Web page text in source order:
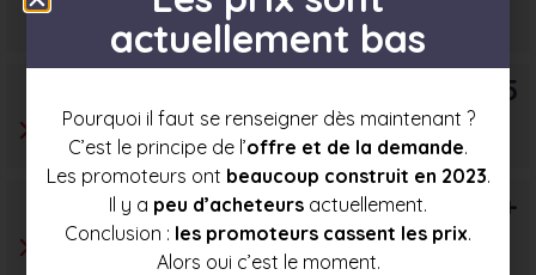
280 000 € 297 000 €
314 000 €
T5
T6+
actuellement bas
Pourquoi il faut se renseigner dès maintenant ?
C’est le principe de l’offre et de la demande.
Les promoteurs ont beaucoup construit en 2023.
Il y a peu d’acheteurs actuellement.
Conclusion : les promoteurs cassent les prix.
Alors oui c’est le moment.